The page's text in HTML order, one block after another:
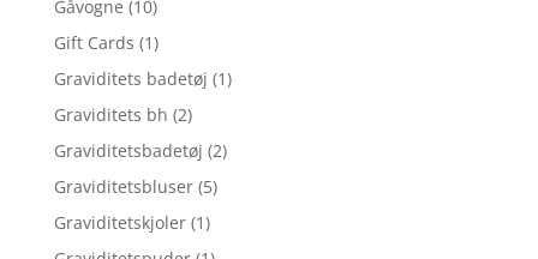
Gåvogne (10)
Gift Cards (1)
Graviditets badetøj (1)
Graviditets bh (2)
Graviditetsbadetøj (2)
Graviditetsbluser (5)
Graviditetskjoler (1)